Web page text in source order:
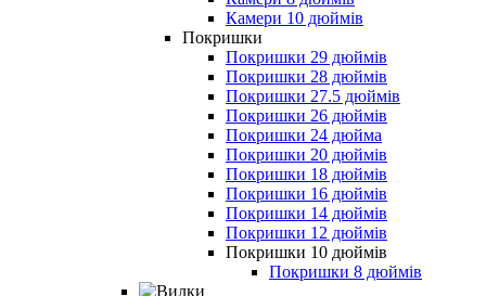
Камери 10 дюймів
Покришки
Покришки 29 дюймів
Покришки 28 дюймів
Покришки 27.5 дюймів
Покришки 26 дюймів
Покришки 24 дюйма
Покришки 20 дюймів
Покришки 18 дюймів
Покришки 16 дюймів
Покришки 14 дюймів
Покришки 12 дюймів
Покришки 10 дюймів
Покришки 8 дюймів